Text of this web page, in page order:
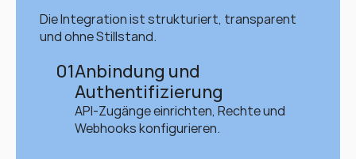
Die Integration ist strukturiert, transparent
und ohne Stillstand.
01Anbindung und
Authentifizierung
API-Zugänge einrichten, Rechte und
Webhooks konfigurieren.